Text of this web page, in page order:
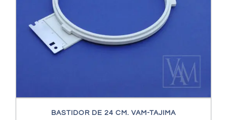
BASTIDOR DE 24 CM. VAM-TAJIMA